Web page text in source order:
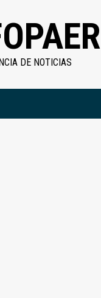
DE NOTICIAS